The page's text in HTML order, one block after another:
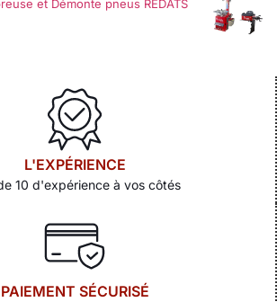
et Démonte pneus REDATS
L'EXPÉRIENCE
10 d'expérience à vos côtés
PAIEMENT SÉCURISÉ